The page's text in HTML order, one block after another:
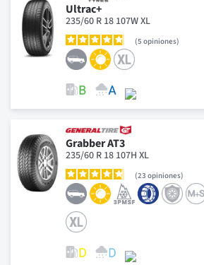
Ultrac+
235/60 R 18 107W XL
5 opiniones
Grabber AT3
235/60 R 18 107H XL
23 opiniones